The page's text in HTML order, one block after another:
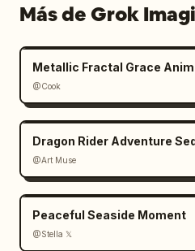
Más de Grok
Metallic Fractal Grace
@Cook
Dragon Rider Adventure
@Art Muse
Peaceful Seaside Moment
@Stella 𝕏